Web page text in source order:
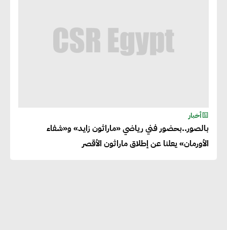
أخبار
بالصور..بحضور فني رياضي «ماراثون زايد» و«شفاء
الأورمان» يعلنا عن إطلاق ماراثون الأقصر